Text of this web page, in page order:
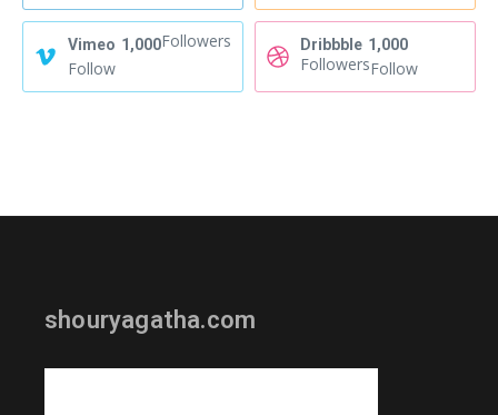
Vimeo 1,000Followers
Follow
Dribbble 1,000
FollowersFollow
shouryagatha.com